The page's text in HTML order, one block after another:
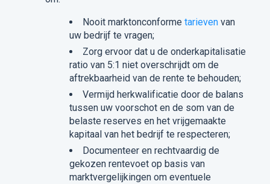
Nooit marktonconforme tarievenvan
uw bedrijf te vragen;
Zorg ervoor dat u de onderkapitalisatie
ratio van 5:1 niet overschrijdt om de
aftrekbaarheid van de rente te behouden;
Vermijd herkwalificatie door de balans
tussen uw voorschot en de som van de
belaste reserves en het vrijgemaakte
kapitaal van het bedrijf te respecteren;
Documenteer en rechtvaardig de
gekozen rentevoet op basis van
marktvergelijkingen om eventuele